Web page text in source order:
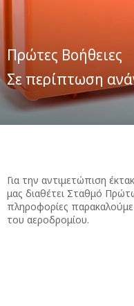
Πρώτες Βοήθειες
Σε περίπτωση
Για την αντιμετώπιση
μας διαθέτει Σταθμό
πληροφορίες
του αεροδρομίου.